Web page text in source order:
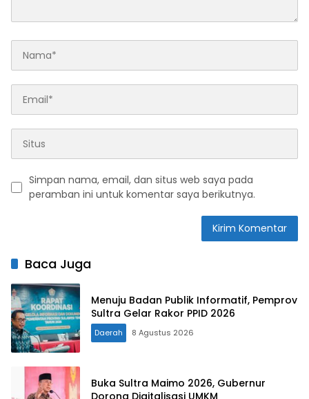
Simpan nama, email, dan situs web saya pada
peramban ini untuk komentar saya berikutnya.
Baca Juga
Menuju Badan Publik Informatif, Pemprov
Sultra Gelar Rakor PPID 2026
Daerah 8 Agustus 2026
Buka Sultra Maimo 2026, Gubernur